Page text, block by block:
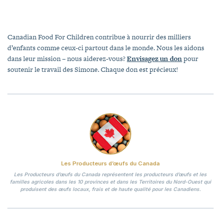
Canadian Food For Children contribue à nourrir des milliers
d’enfants comme ceux-ci partout dans le monde. Nous les aidons
dans leur mission – nous aiderez-vous?Envisagez un donpour
soutenir le travail des Simone. Chaque don est précieux!
Les Producteurs d’œufs du Canada
Les Producteurs d’œufs du Canada représentent les producteurs d’œufs et les
familles agricoles dans les 10 provinces et dans les Territoires du Nord-Ouest qui
produisent des œufs locaux, frais et de haute qualité pour les Canadiens.